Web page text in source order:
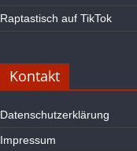
Raptastisch auf TikTok
Kontakt
Datenschutzerklärung
Impressum